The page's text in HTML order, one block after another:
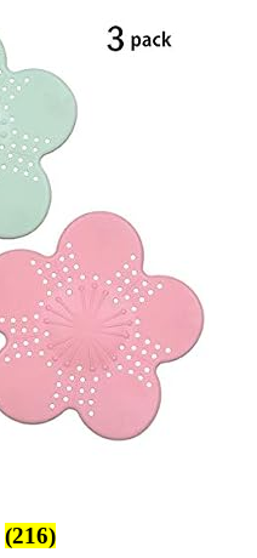
(216)